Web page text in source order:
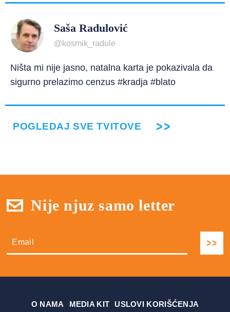
Saša Radulović
@kosmik_radule
Ništa mi nije jasno, natalna karta je pokazivala da
sigurno prelazimo cenzus #kradja #blato
POGLEDAJ SVE TVITOVE
Nije njuz samo letter
О NAMA MEDIA KIT USLOVI KORIŠĆENJA